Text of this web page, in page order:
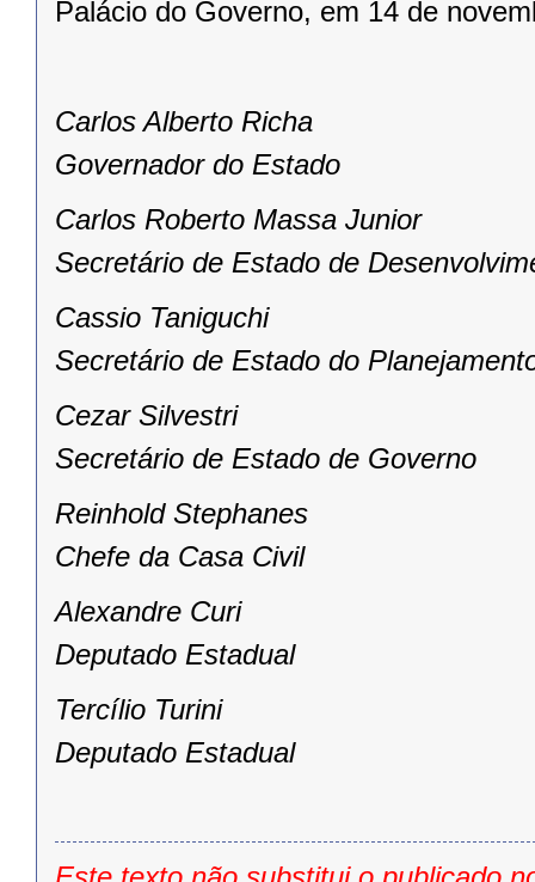
Palácio do Governo, em 14 de
Carlos Alberto Richa
Governador do Estado
Carlos Roberto Massa Junior
Secretário de Estado de
Cassio Taniguchi
Secretário de Estado do
Cezar Silvestri
Secretário de Estado de Governo
Reinhold Stephanes
Chefe da Casa Civil
Alexandre Curi
Deputado Estadual
Tercílio Turini
Deputado Estadual